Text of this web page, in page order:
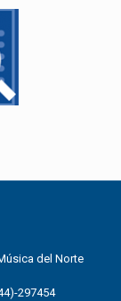
del Norte
297454